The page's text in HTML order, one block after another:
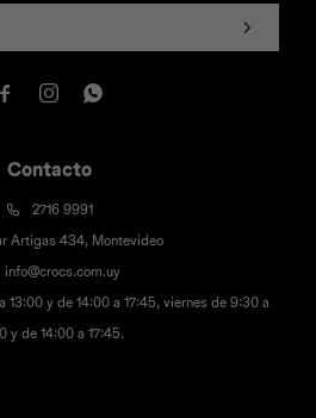
Contacto
2716 9991
Artigas 434, Montevideo
info@crocs.com.uy
13:00 y de 14:00 a 17:45, viernes de 9:30 a
y de 14:00 a 17:45.
  